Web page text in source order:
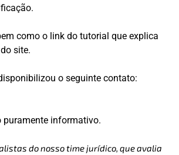
como o link do tutorial que explica
site.
o seguinte contato:
puramente informativo.
do nosso time jurídico, que avalia